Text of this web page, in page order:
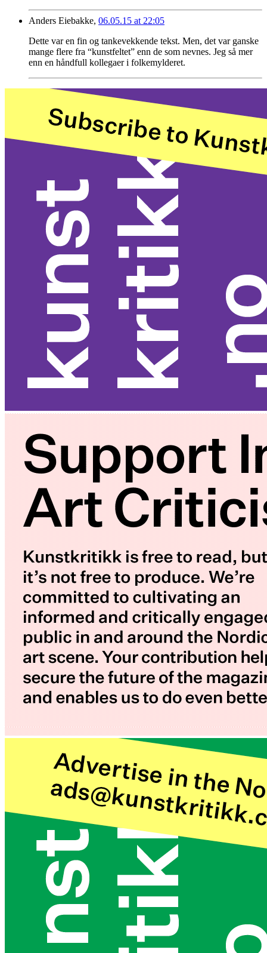
Anders Eiebakke, 06.05.15 at 22:05
Dette var en fin og tankevekkende tekst. Men, det var ganske
mange flere fra “kunstfeltet” enn de som nevnes. Jeg så mer
enn en håndfull kollegaer i folkemylderet.